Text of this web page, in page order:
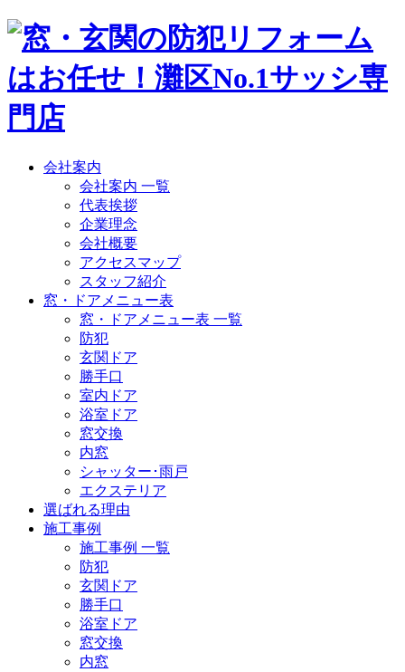
会社案内
会社案内 一覧
代表挨拶
企業理念
会社概要
アクセスマップ
スタッフ紹介
窓・ドアメニュー表
窓・ドアメニュー表 一覧
防犯
玄関ドア
勝手口
室内ドア
浴室ドア
窓交換
内窓
シャッター･雨戸
エクステリア
選ばれる理由
施工事例
施工事例 一覧
防犯
玄関ドア
勝手口
浴室ドア
窓交換
内窓